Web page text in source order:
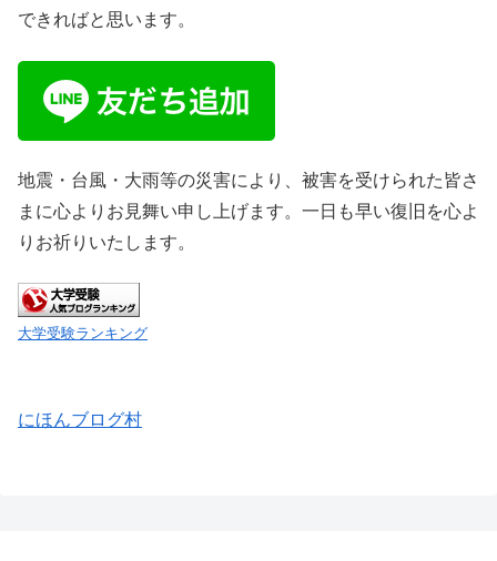
できればと思います。
地震・台風・大雨等の災害により、被害を受けられた皆さ
まに心よりお見舞い申し上げます。一日も早い復旧を心よ
りお祈りいたします。
大学受験ランキング
にほんブログ村